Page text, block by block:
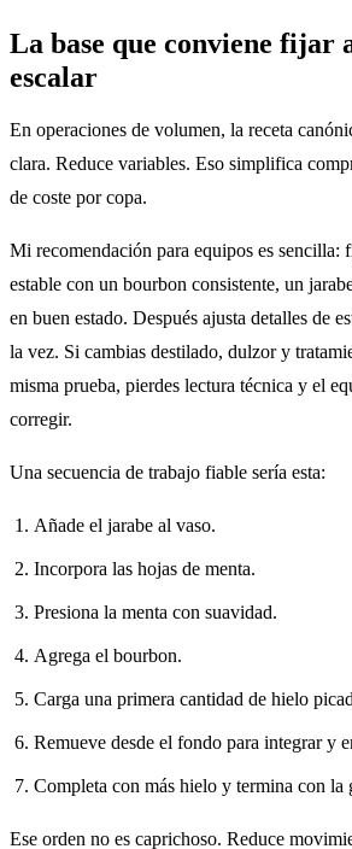
La base que conviene fijar
escalar
En operaciones de volumen, la receta
clara. Reduce variables. Eso simplifica
de coste por copa.
Mi recomendación para equipos es sencilla:
estable con un bourbon consistente, un
en buen estado. Después ajusta detalles de
la vez. Si cambias destilado, dulzor y
misma prueba, pierdes lectura técnica y el
corregir.
Una secuencia de trabajo fiable sería esta:
Añade el jarabe al vaso.
Incorpora las hojas de menta.
Presiona la menta con suavidad.
Agrega el bourbon.
Carga una primera cantidad de hielo
Remueve desde el fondo para integrar y
Completa con más hielo y termina con la
Ese orden no es caprichoso. Reduce